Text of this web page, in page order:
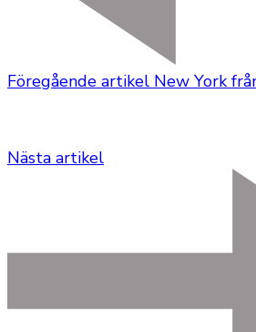
Föregående artikel New York
Nästa artikel